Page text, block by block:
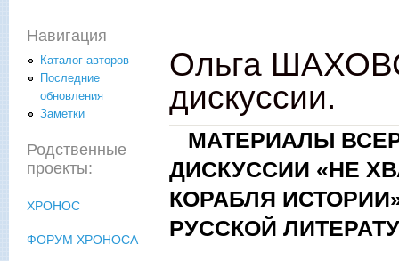
Ольга
дискуссии.
МАТЕРИАЛЫ
ДИСКУССИИ «НЕ
КОРАБЛЯ
РУССКОЙ
Навигация
Каталог авторов
Последние
обновления
Заметки
Родственные
проекты:
ХРОНОС
ФОРУМ ХРОНОСА